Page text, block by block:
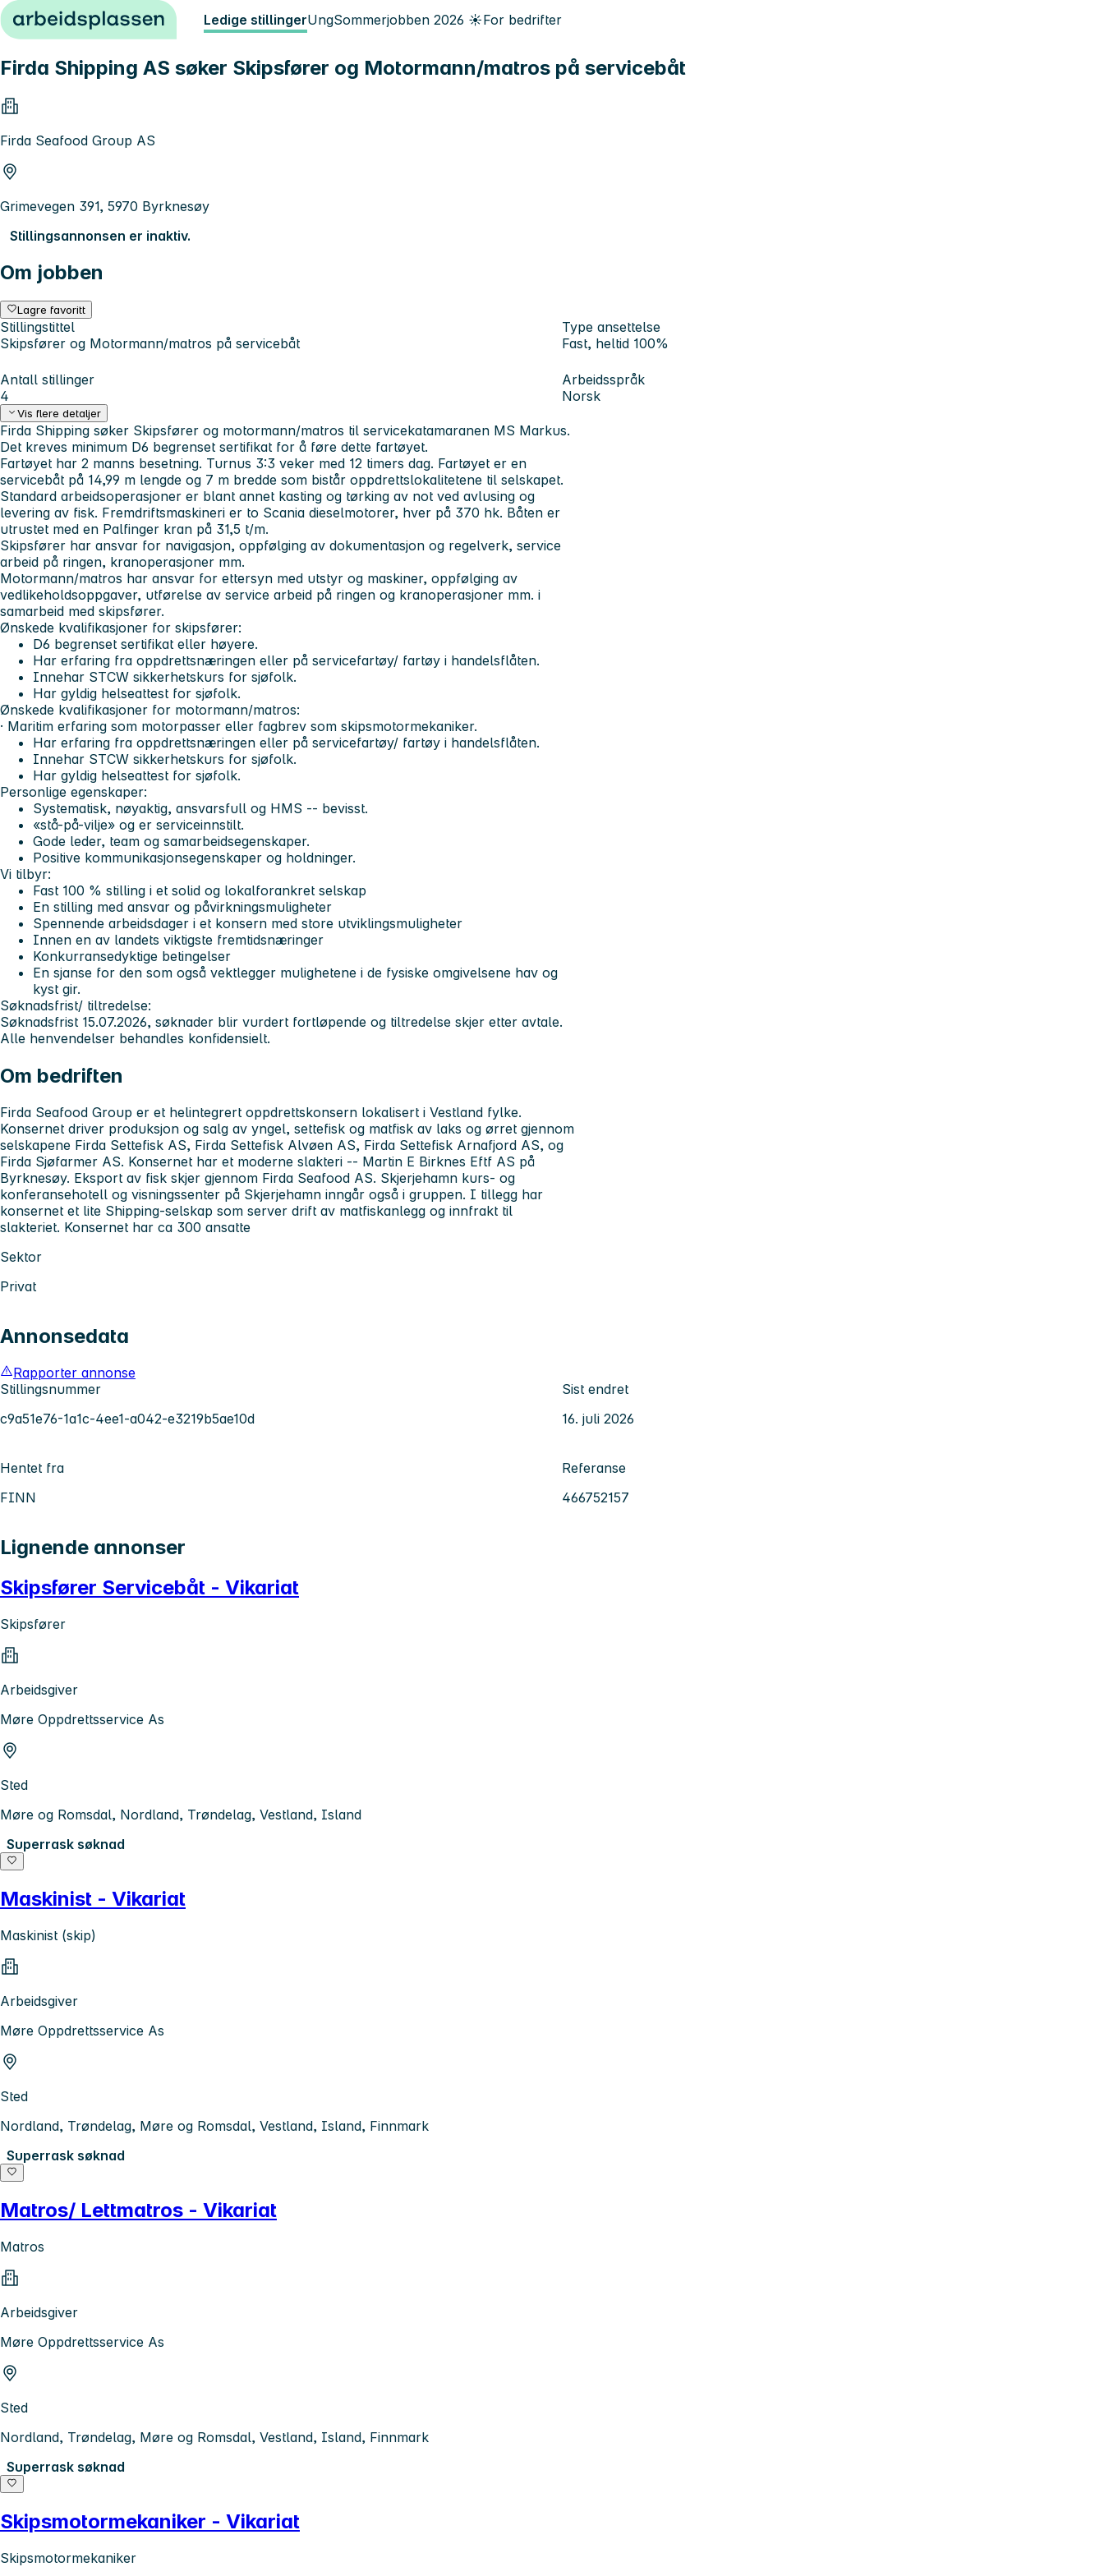
Hopp til innhold Ledige stillingerUngSommerjobben 2026 ☀️For bedrifter
Firda Shipping AS søker Skipsfører og Motormann/matros på servicebåt
Firda Seafood Group AS
Grimevegen 391, 5970 Byrknesøy
Stillingsannonsen er inaktiv.
Om jobben
Lagre favoritt
Stillingstittel
Skipsfører og Motormann/matros på servicebåt
Type ansettelse
Fast, heltid 100%
Antall stillinger
4
Arbeidsspråk
Norsk
Vis flere detaljer
Firda Shipping søker Skipsfører og motormann/matros til servicekatamaranen MS Markus.
Det kreves minimum D6 begrenset sertifikat for å føre dette fartøyet.
Fartøyet har 2 manns besetning. Turnus 3:3 veker med 12 timers dag. Fartøyet er en
servicebåt på 14,99 m lengde og 7 m bredde som bistår oppdrettslokalitetene til selskapet.
Standard arbeidsoperasjoner er blant annet kasting og tørking av not ved avlusing og
levering av fisk. Fremdriftsmaskineri er to Scania dieselmotorer, hver på 370 hk. Båten er
utrustet med en Palfinger kran på 31,5 t/m.
Skipsfører har ansvar for navigasjon, oppfølging av dokumentasjon og regelverk, service
arbeid på ringen, kranoperasjoner mm.
Motormann/matros har ansvar for ettersyn med utstyr og maskiner, oppfølging av
vedlikeholdsoppgaver, utførelse av service arbeid på ringen og kranoperasjoner mm. i
samarbeid med skipsfører.
Ønskede kvalifikasjoner for skipsfører:
D6 begrenset sertifikat eller høyere.
Har erfaring fra oppdrettsnæringen eller på servicefartøy/ fartøy i handelsflåten.
Innehar STCW sikkerhetskurs for sjøfolk.
Har gyldig helseattest for sjøfolk.
Ønskede kvalifikasjoner for motormann/matros:
· Maritim erfaring som motorpasser eller fagbrev som skipsmotormekaniker.
Har erfaring fra oppdrettsnæringen eller på servicefartøy/ fartøy i handelsflåten.
Innehar STCW sikkerhetskurs for sjøfolk.
Har gyldig helseattest for sjøfolk.
Personlige egenskaper:
Systematisk, nøyaktig, ansvarsfull og HMS -- bevisst.
«stå-på-vilje» og er serviceinnstilt.
Gode leder, team og samarbeidsegenskaper.
Positive kommunikasjonsegenskaper og holdninger.
Vi tilbyr:
Fast 100 % stilling i et solid og lokalforankret selskap
En stilling med ansvar og påvirkningsmuligheter
Spennende arbeidsdager i et konsern med store utviklingsmuligheter
Innen en av landets viktigste fremtidsnæringer
Konkurransedyktige betingelser
En sjanse for den som også vektlegger mulighetene i de fysiske omgivelsene hav og
kyst gir.
Søknadsfrist/ tiltredelse:
Søknadsfrist 15.07.2026, søknader blir vurdert fortløpende og tiltredelse skjer etter avtale.
Alle henvendelser behandles konfidensielt.
Om bedriften
Firda Seafood Group er et helintegrert oppdrettskonsern lokalisert i Vestland fylke.
Konsernet driver produksjon og salg av yngel, settefisk og matfisk av laks og ørret gjennom
selskapene Firda Settefisk AS, Firda Settefisk Alvøen AS, Firda Settefisk Arnafjord AS, og
Firda Sjøfarmer AS. Konsernet har et moderne slakteri -- Martin E Birknes Eftf AS på
Byrknesøy. Eksport av fisk skjer gjennom Firda Seafood AS. Skjerjehamn kurs- og
konferansehotell og visningssenter på Skjerjehamn inngår også i gruppen. I tillegg har
konsernet et lite Shipping-selskap som server drift av matfiskanlegg og innfrakt til
slakteriet. Konsernet har ca 300 ansatte
Sektor
Privat
Annonsedata
Rapporter annonse
Stillingsnummer
c9a51e76-1a1c-4ee1-a042-e3219b5ae10d
Sist endret
16. juli 2026
Hentet fra
FINN
Referanse
466752157
Lignende annonser
Skipsfører Servicebåt - Vikariat
Skipsfører
Arbeidsgiver
Møre Oppdrettsservice As
Sted
Møre og Romsdal, Nordland, Trøndelag, Vestland, Island
Superrask søknad
Maskinist - Vikariat
Maskinist (skip)
Arbeidsgiver
Møre Oppdrettsservice As
Sted
Nordland, Trøndelag, Møre og Romsdal, Vestland, Island, Finnmark
Superrask søknad
Matros/ Lettmatros - Vikariat
Matros
Arbeidsgiver
Møre Oppdrettsservice As
Sted
Nordland, Trøndelag, Møre og Romsdal, Vestland, Island, Finnmark
Superrask søknad
Skipsmotormekaniker - Vikariat
Skipsmotormekaniker